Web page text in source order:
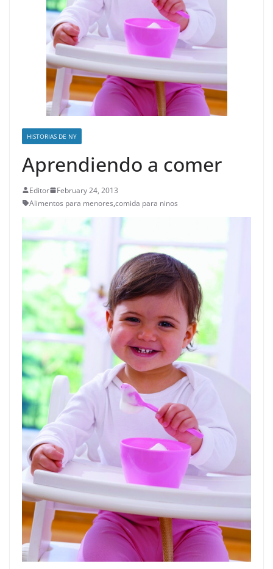
HISTORIAS DE NY
Aprendiendo a comer
Editor
February 24, 2013
Alimentos para menores,comida para ninos